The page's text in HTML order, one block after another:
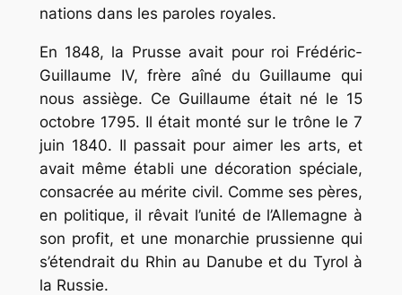
nations dans les paroles royales.
En 1848, la Prusse avait pour roi Frédéric-
Guillaume IV, frère aîné du Guillaume qui
nous assiège. Ce Guillaume était né le 15
octobre 1795. Il était monté sur le trône le 7
juin 1840. Il passait pour aimer les arts, et
avait même établi une décoration spéciale,
consacrée au mérite civil. Comme ses pères,
en politique, il rêvait l’unité de l’Allemagne à
son profit, et une monarchie prussienne qui
s’étendrait du Rhin au Danube et du Tyrol à
la Russie.